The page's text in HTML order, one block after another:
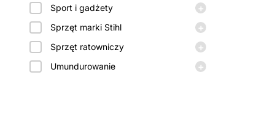
Sport i gadżety +
Sprzęt marki Stihl +
Sprzęt ratowniczy +
Umundurowanie +